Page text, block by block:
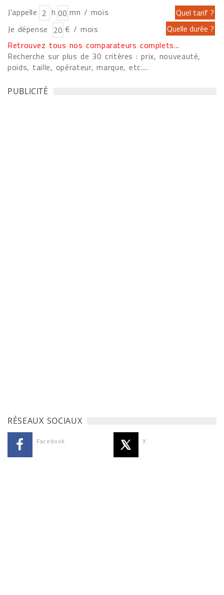
J'appelle h
mn / mois
Je dépense
€ / mois
Retrouvez tous nos comparateurs complets...
Recherche sur plus de 30 critères : prix, nouveauté,
poids, taille, opérateur, marque, etc....
PUBLICITÉ
RÉSEAUX SOCIAUX
Facebook X